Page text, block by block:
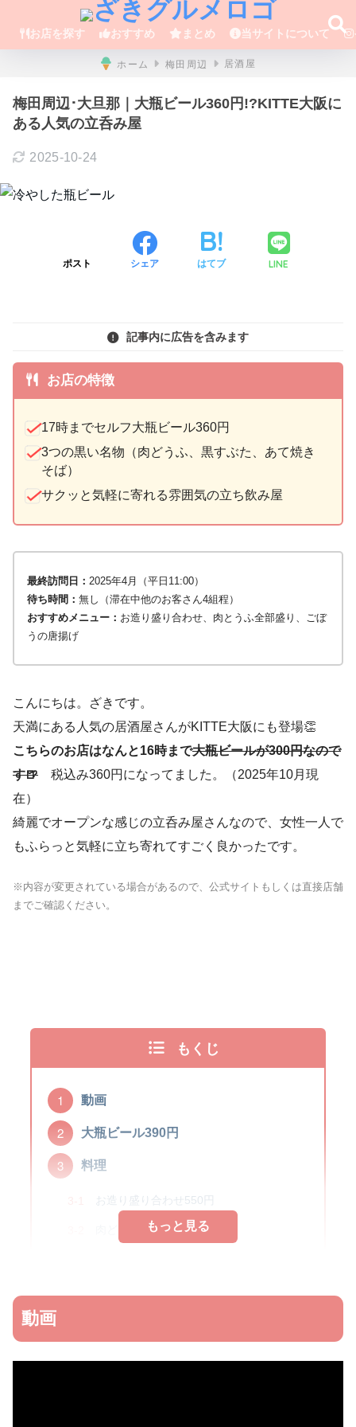
お店を探す おすすめ まとめ 当サイトについて
ホーム 梅田周辺 居酒屋
梅田周辺･大旦那｜大瓶ビール360円!?KITTE大阪に
ある人気の立呑み屋
2025-10-24
ポスト シェア はてブ LINE
記事内に広告を含みます
お店の特徴
17時までセルフ大瓶ビール360円
3つの黒い名物（肉どうふ、黒すぶた、あて焼き
そば）
サクッと気軽に寄れる雰囲気の立ち飲み屋
最終訪問日： 2025年4月（平日11:00）
待ち時間： 無し（滞在中他のお客さん4組程）
おすすめメニュー： お造り盛り合わせ、肉とうふ全部盛り、ごぼ
うの唐揚げ
こんにちは。ざきです。
天満にある人気の居酒屋さんがKITTE大阪にも登場👏
こちらのお店はなんと16時まで大瓶ビールが300円なので
す🍺
税込み360円になってました。（2025年10月現
在）
綺麗でオープンな感じの立呑み屋さんなので、女性一人で
もふらっと気軽に立ち寄れてすごく良かったです。
※内容が変更されている場合があるので、公式サイトもしくは直接店舗
までご確認ください。
もくじ
動画
大瓶ビール390円
料理
お造り盛り合わせ550円
肉どうふ全部盛り1,078円
もっと見る
動画